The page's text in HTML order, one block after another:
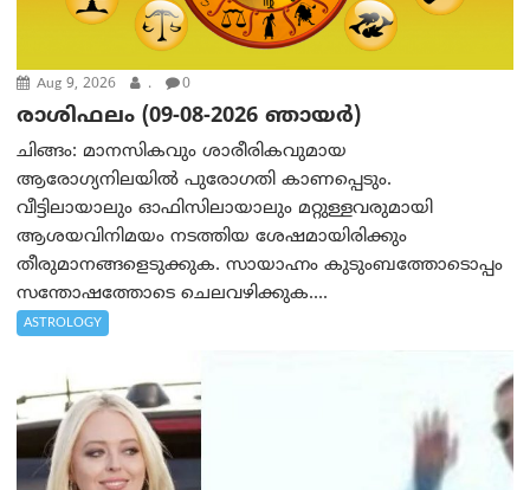
Aug 9, 2026 . 0
രാശിഫലം (09-08-2026 ഞായര്‍)
ചിങ്ങം: മാനസികവും ശാരീരികവുമായ
ആരോഗ്യനിലയിൽ പുരോഗതി കാണപ്പെടും.
വീട്ടിലായാലും ഓഫിസിലായാലും മറ്റുള്ളവരുമായി
ആശയവിനിമയം നടത്തിയ ശേഷമായിരിക്കും
തീരുമാനങ്ങളെടുക്കുക. സായാഹ്നം കുടുംബത്തോടൊപ്പം
സന്തോഷത്തോടെ ചെലവഴിക്കുക....
ASTROLOGY